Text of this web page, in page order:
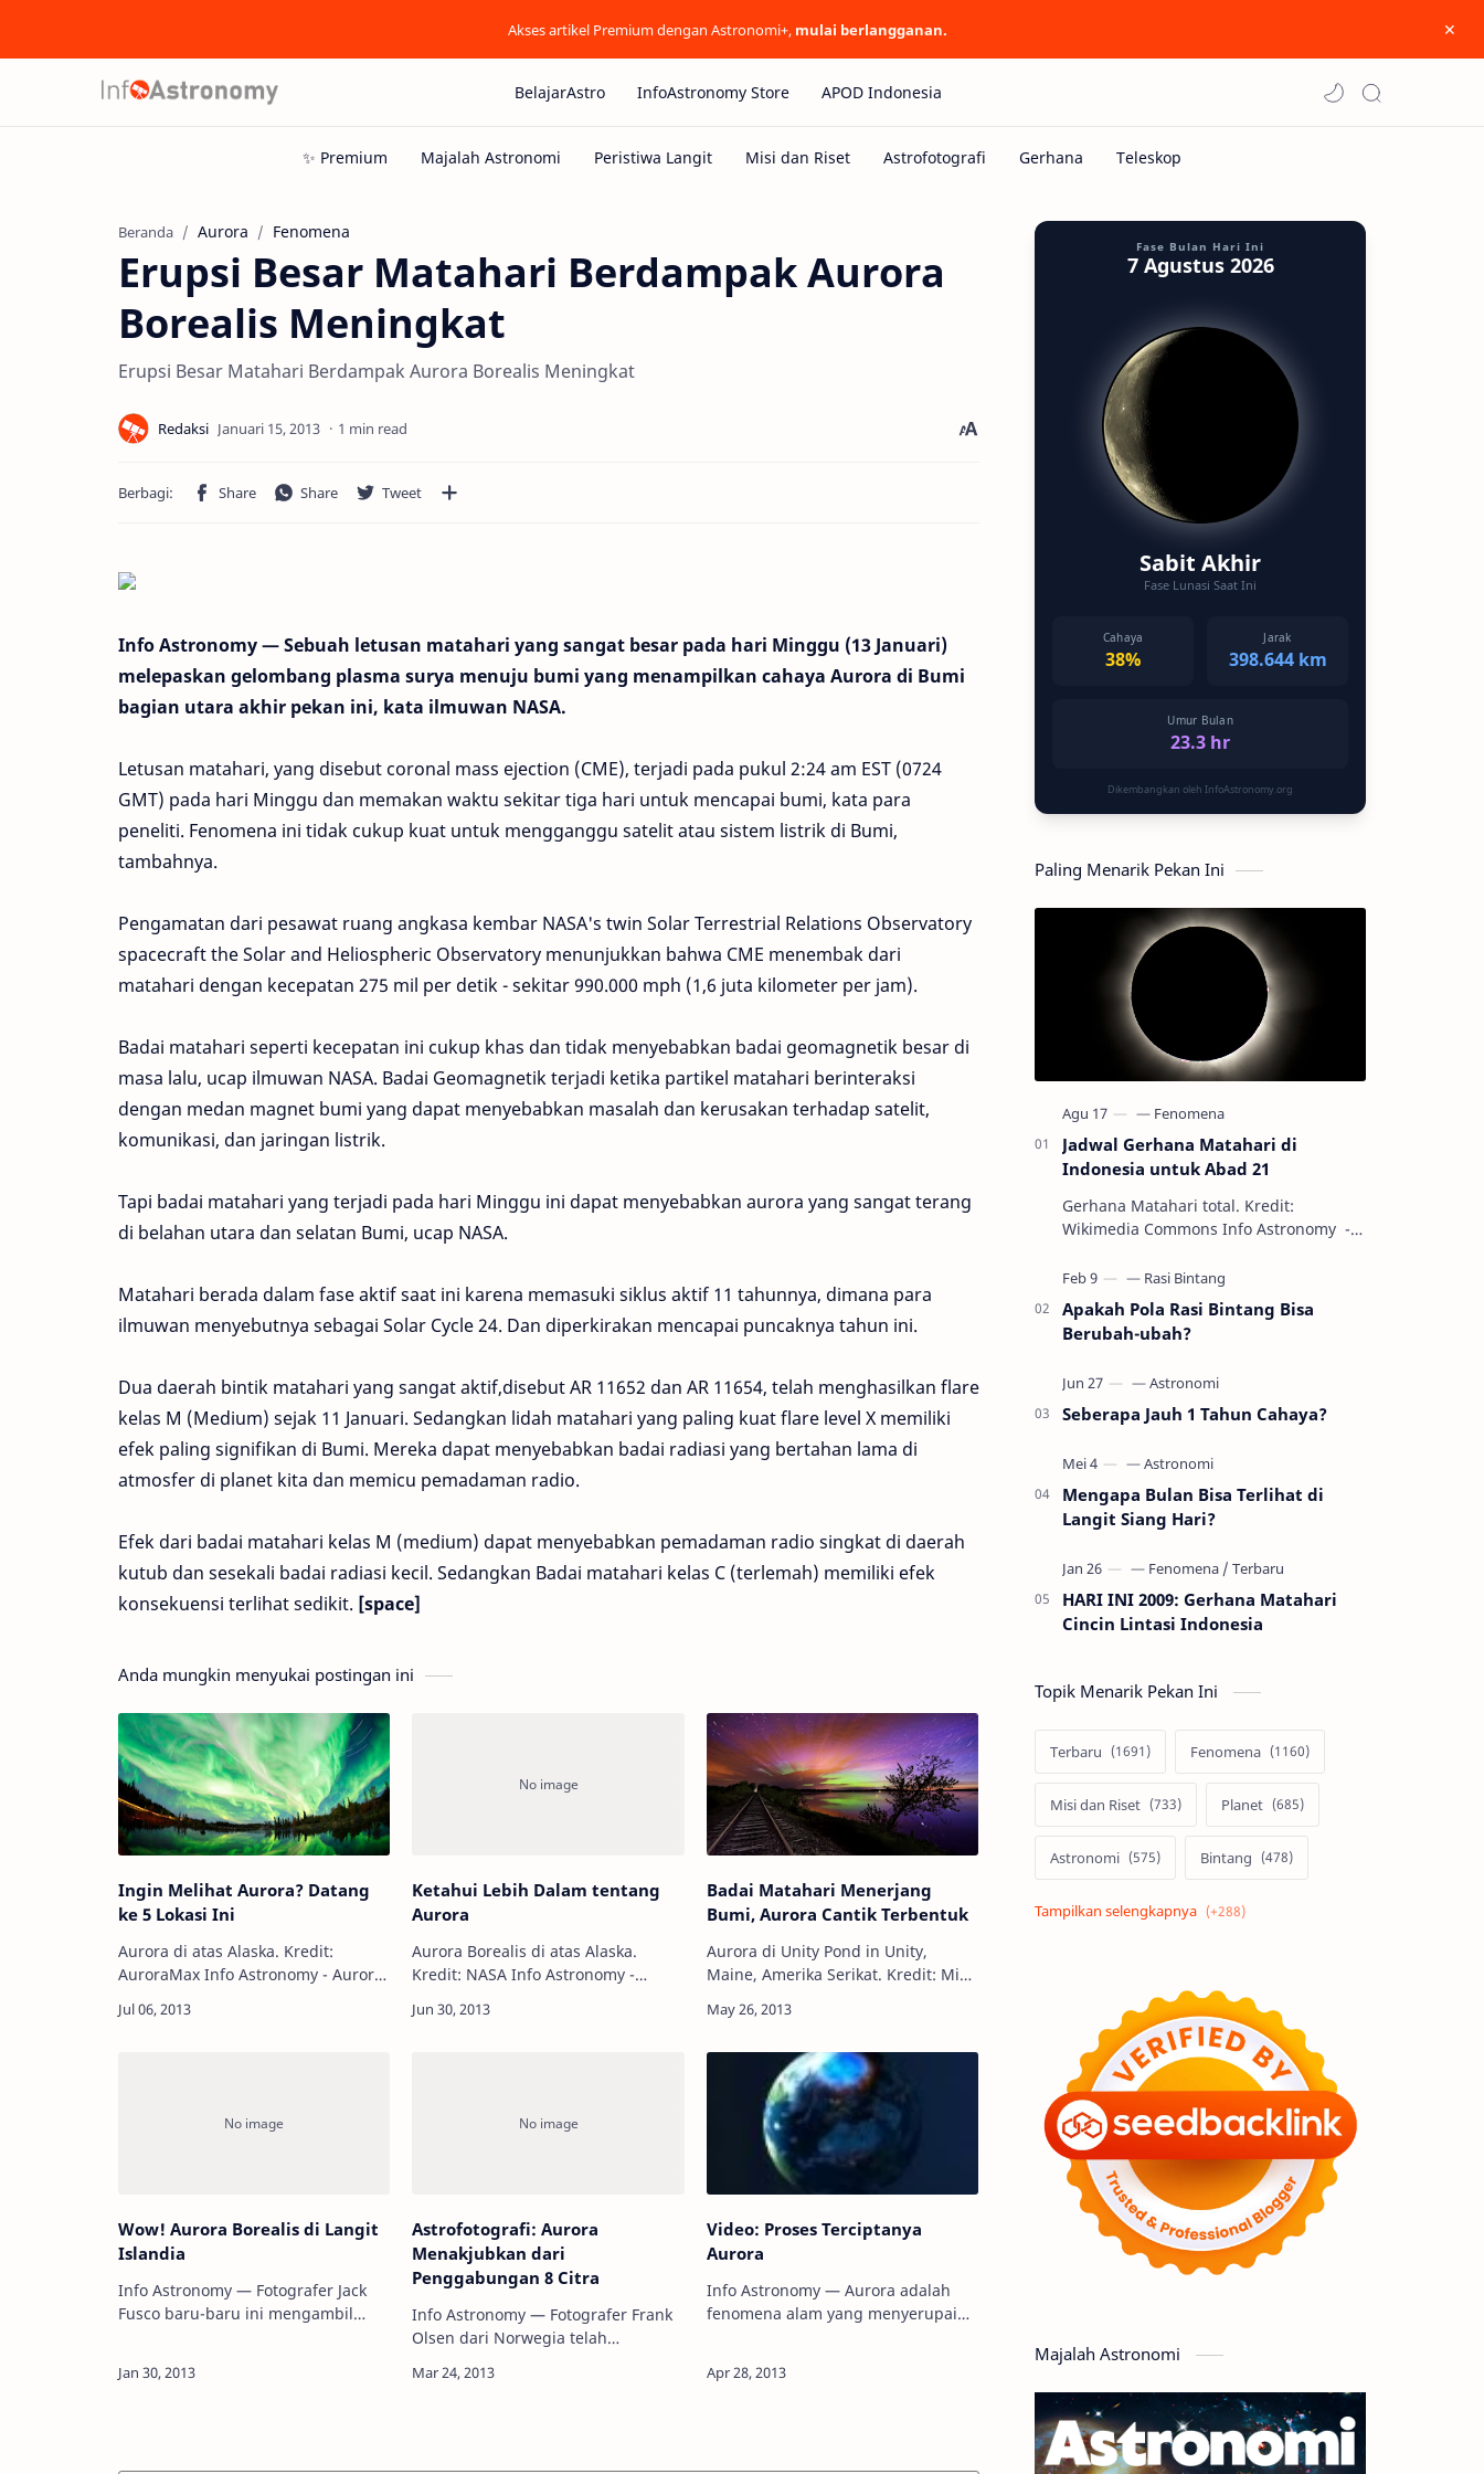
Akses artikel Premium dengan Astronomi+, mulai berlangganan.
BelajarAstro InfoAstronomy Store APOD Indonesia
Beranda Aurora Fenomena
Erupsi Besar Matahari Berdampak Aurora
Borealis Meningkat
Erupsi Besar Matahari Berdampak Aurora Borealis Meningkat
1 min read
Info Astronomy — Sebuah letusan matahari yang sangat besar pada hari Minggu (13 Januari)
melepaskan gelombang plasma surya menuju bumi yang menampilkan cahaya Aurora di Bumi
bagian utara akhir pekan ini, kata ilmuwan NASA.
Letusan matahari, yang disebut coronal mass ejection (CME), terjadi pada pukul 2:24 am EST (0724
GMT) pada hari Minggu dan memakan waktu sekitar tiga hari untuk mencapai bumi, kata para
peneliti. Fenomena ini tidak cukup kuat untuk mengganggu satelit atau sistem listrik di Bumi,
tambahnya.
Pengamatan dari pesawat ruang angkasa kembar NASA's twin Solar Terrestrial Relations Observatory
spacecraft the Solar and Heliospheric Observatory menunjukkan bahwa CME menembak dari
matahari dengan kecepatan 275 mil per detik - sekitar 990.000 mph (1,6 juta kilometer per jam).
Badai matahari seperti kecepatan ini cukup khas dan tidak menyebabkan badai geomagnetik besar di
masa lalu, ucap ilmuwan NASA. Badai Geomagnetik terjadi ketika partikel matahari berinteraksi
dengan medan magnet bumi yang dapat menyebabkan masalah dan kerusakan terhadap satelit,
komunikasi, dan jaringan listrik.
Tapi badai matahari yang terjadi pada hari Minggu ini dapat menyebabkan aurora yang sangat terang
di belahan utara dan selatan Bumi, ucap NASA.
Matahari berada dalam fase aktif saat ini karena memasuki siklus aktif 11 tahunnya, dimana para
ilmuwan menyebutnya sebagai Solar Cycle 24. Dan diperkirakan mencapai puncaknya tahun ini.
Dua daerah bintik matahari yang sangat aktif,disebut AR 11652 dan AR 11654, telah menghasilkan flare
kelas M (Medium) sejak 11 Januari. Sedangkan lidah matahari yang paling kuat flare level X memiliki
efek paling signifikan di Bumi. Mereka dapat menyebabkan badai radiasi yang bertahan lama di
atmosfer di planet kita dan memicu pemadaman radio.
Efek dari badai matahari kelas M (medium) dapat menyebabkan pemadaman radio singkat di daerah
kutub dan sesekali badai radiasi kecil. Sedangkan Badai matahari kelas C (terlemah) memiliki efek
konsekuensi terlihat sedikit. [space]
Anda mungkin menyukai postingan ini
Ingin Melihat Aurora? Datang
ke 5 Lokasi Ini
Aurora di atas Alaska. Kredit:
AuroraMax Info Astronomy - Aurora
muncul di langit belahan bumi
Ketahui Lebih Dalam tentang
Aurora
Aurora Borealis di atas Alaska.
Kredit: NASA Info Astronomy -
cahaya yang menyala-nyala pada
Badai Matahari Menerjang
Bumi, Aurora Cantik Terbentuk
Aurora di Unity Pond in Unity,
Maine, Amerika Serikat. Kredit: Mike
Dynamics Observatory (SDO) milik
Wow! Aurora Borealis di Langit
Islandia
Info Astronomy — Fotografer Jack
Fusco baru-baru ini mengambil
pemandangan alam yang unik dan
Astrofotografi: Aurora
Menakjubkan dari
Penggabungan 8 Citra
Info Astronomy — Fotografer Frank
Olsen dari Norwegia telah
Matahari pada Jum'at minggu lalu.
Video: Proses Terciptanya
Aurora
Info Astronomy — Aurora adalah
fenomena alam yang menyerupai
sebuah planet sebagai akibat
Fase Bulan Hari Ini
7 Agustus 2026
Sabit Akhir
Fase Lunasi Saat Ini
Cahaya
38%
Jarak
398.644 km
Umur Bulan
23.3 hr
Dikembangkan oleh InfoAstronomy.org
Paling Menarik Pekan Ini
Jadwal Gerhana Matahari di
Indonesia untuk Abad 21
Gerhana Matahari total. Kredit:
Wikimedia Commons Info Astronomy -
gerhana Matahari akan terjadi sebanyak
22…
Apakah Pola Rasi Bintang Bisa
Berubah-ubah?
Seberapa Jauh 1 Tahun Cahaya?
Mengapa Bulan Bisa Terlihat di
Langit Siang Hari?
HARI INI 2009: Gerhana Matahari
Cincin Lintasi Indonesia
Topik Menarik Pekan Ini
Terbaru Fenomena
Misi dan Riset Planet
Astronomi Bintang
Alam semesta Galaksi
Tata Surya
Hype Astronot
Asteroid Observasi
Premium Komet
Penelitian
Satelit
Aurora Supernova
Nebula Sponsored
Majalah Astronomi